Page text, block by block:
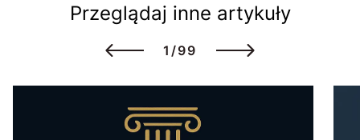
Przeglądaj inne artykuły
1/99